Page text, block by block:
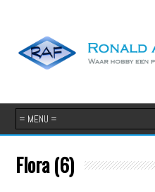
Flora (6)